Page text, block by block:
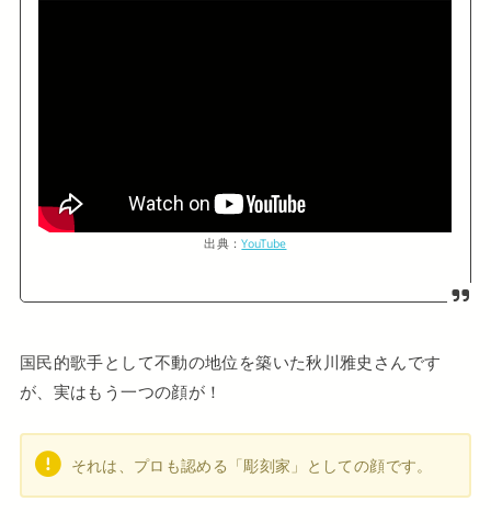
出典：YouTube
国民的歌手として不動の地位を築いた秋川雅史さんです
が、実はもう一つの顔が！
それは、プロも認める「彫刻家」としての顔です。